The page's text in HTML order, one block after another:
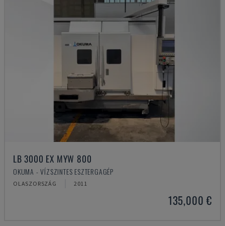
LB 3000 EX MYW 800
OKUMA - VÍZSZINTES ESZTERGAGÉP
OLASZORSZÁG 2011
135,000 €